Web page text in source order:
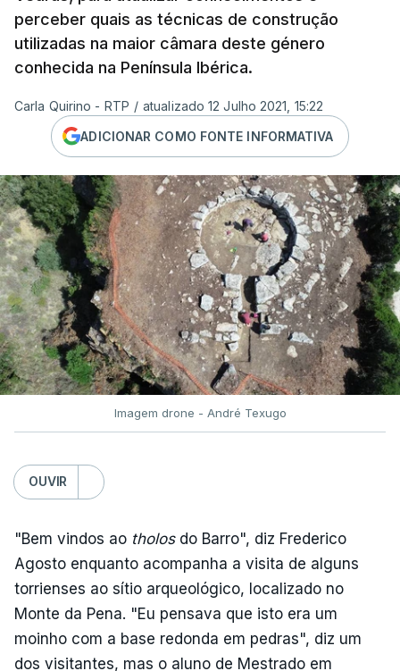
perceber quais as técnicas de construção
utilizadas na maior câmara deste género
conhecida na Península Ibérica.
Carla Quirino - RTP / atualizado 12 Julho 2021, 15:22
ADICIONAR COMO FONTE INFORMATIVA
Imagem drone - André Texugo
OUVIR
"Bem vindos ao tholosdo Barro", diz Frederico
Agosto enquanto acompanha a visita de alguns
torrienses ao sítio arqueológico, localizado no
Monte da Pena. "Eu pensava que isto era um
moinho com a base redonda em pedras", diz um
dos visitantes, mas o aluno de Mestrado em